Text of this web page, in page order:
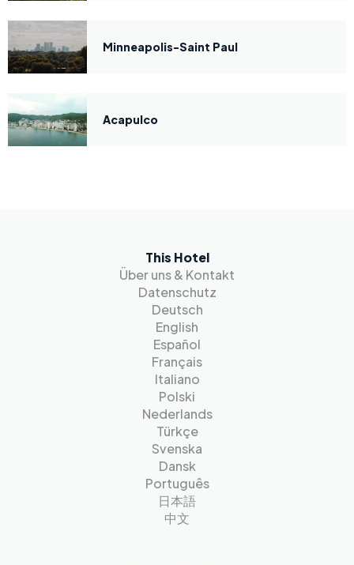
Minneapolis-Saint Paul
Acapulco
This Hotel
Über uns & Kontakt
Datenschutz
Deutsch
English
Español
Français
Italiano
Polski
Nederlands
Türkçe
Svenska
Dansk
Português
日本語
中文